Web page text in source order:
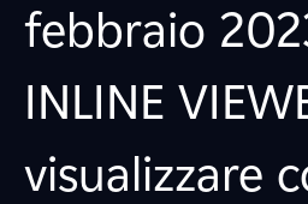
febbraio
INLINE
visualizzare